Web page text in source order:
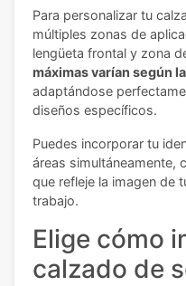
Para personalizar tu
múltiples zonas de
lengüeta frontal y zona
máximas varían según
adaptándose
diseños específicos.
Puedes incorporar tu
áreas simultáneamente,
que refleje la imagen de
trabajo.
Elige cómo
calzado de